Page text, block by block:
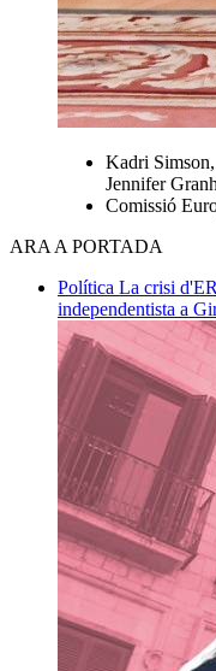
Kadri
Jennifer
Comissió
ARA A PORTADA
Política La crisi
independentista a